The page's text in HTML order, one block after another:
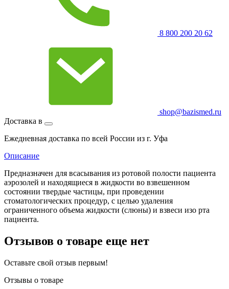
8 800 200 20 62
shop@bazismed.ru
Доставка в
Ежедневная доставка по всей России из г. Уфа
Описание
Предназначен для всасывания из ротовой полости пациента
аэрозолей и находящиеся в жидкости во взвешенном
состоянии твердые частицы, при проведении
стоматологических процедур, с целью удаления
ограниченного объема жидкости (слюны) и взвеси изо рта
пациента.
Отзывов о товаре еще нет
Оставьте свой отзыв первым!
Отзывы о товаре